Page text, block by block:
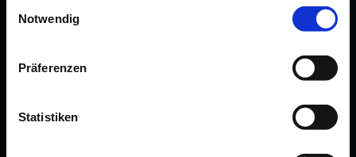
Notwendig
Präferenzen
Statistiken